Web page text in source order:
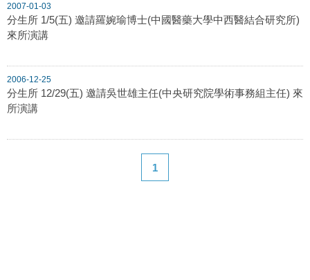
2007-01-03
分生所 1/5(五) 邀請羅婉瑜博士(中國醫藥大學中西醫結合研究所)
來所演講
2006-12-25
分生所 12/29(五) 邀請吳世雄主任(中央研究院學術事務組主任) 來
所演講
1